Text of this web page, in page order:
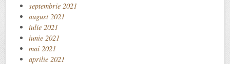
septembrie 2021
august 2021
iulie 2021
iunie 2021
mai 2021
aprilie 2021